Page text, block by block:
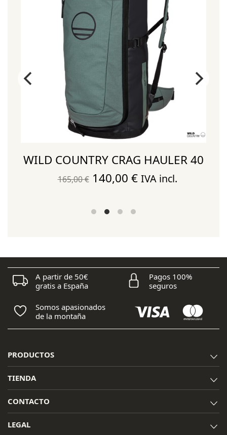
WILD COUNTRY CRAG HAULER 40
165,00€ El
original
140,00 €ElIVA incl.
A partir de 50€
gratis a España
Pagos 100%
seguros
Somos apasionados
de la montaña
PRODUCTOS
TIENDA
CONTACTO
LEGAL